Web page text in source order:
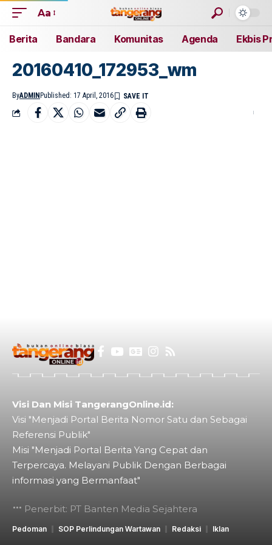
Aa
Berita Bandara Komunitas Agenda Ekbis
20160410_172953_wm
ByADMIN Published: 17 April, 2016
Visi Dan Misi TangerangOnline.id:
Visi "Menjadi Portal Berita Nomor Satu dan Sebagai
Referensi Publik"
Misi "Menjadi Portal Berita Yang Cepat dan
Terpercaya. Melayani Publik Dengan Berbagai
informasi yang Bermanfaat"
Penerbit: PT Banten Media Sejahtera
Pedoman SOP Perlindungan Wartawan Redaksi Iklan